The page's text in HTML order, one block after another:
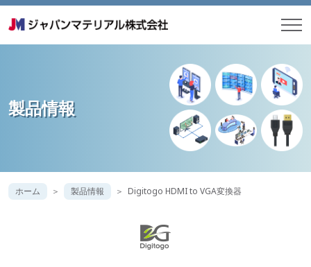
製品情報
ホーム 製品情報 Digitogo HDMI to VGA変換器